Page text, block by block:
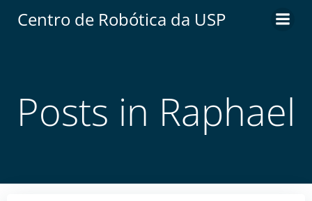
Centro de Robótica da USP
Posts in Raphael